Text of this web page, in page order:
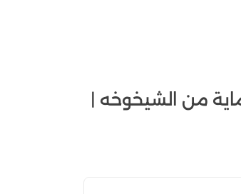
من الشيخوخه |